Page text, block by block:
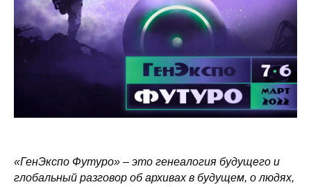
«ГенЭкспо Футуро» – это генеалогия будущего и
глобальный разговор об архивах в будущем, о людях,